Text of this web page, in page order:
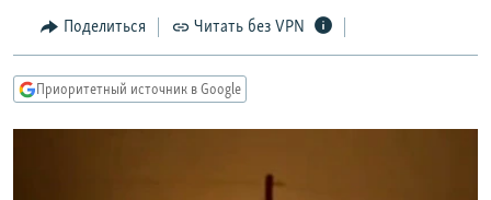
Вернутся
главной
навигации
Вернутся
МНЕНИЯ
IDEL.РЕАЛИИ
Поделиться Читать без VPN
Приоритетный источник в Google